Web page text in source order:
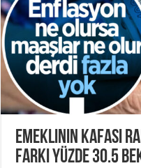
Emeklinin kafası
farkı yüzde 30.5